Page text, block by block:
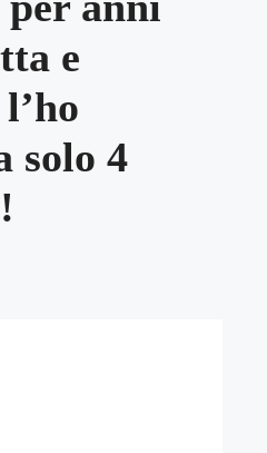
e
solo 4